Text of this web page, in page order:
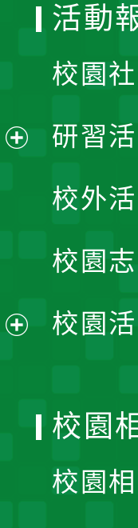
單
活動
校園
研習
校外
校園
校園
校園
校園